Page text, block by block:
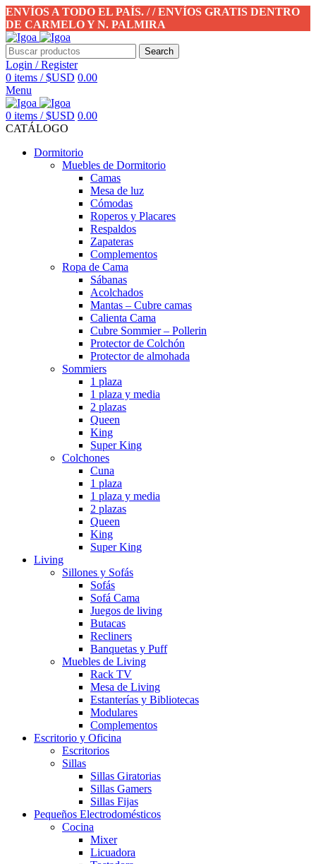
ENVÍOS A TODO EL PAÍS. / / ENVÍOS GRATIS DENTRO
DE CARMELO Y N. PALMIRA
Search
Login / Register
0 items / $USD 0.00
Menu
0 items / $USD 0.00
CATÁLOGO
Dormitorio
Muebles de Dormitorio
Camas
Mesa de luz
Cómodas
Roperos y Placares
Respaldos
Zapateras
Complementos
Ropa de Cama
Sábanas
Acolchados
Mantas – Cubre camas
Calienta Cama
Cubre Sommier – Pollerin
Protector de Colchón
Protector de almohada
Sommiers
1 plaza
1 plaza y media
2 plazas
Queen
King
Super King
Colchones
Cuna
1 plaza
1 plaza y media
2 plazas
Queen
King
Super King
Living
Sillones y Sofás
Sofás
Sofá Cama
Juegos de living
Butacas
Recliners
Banquetas y Puff
Muebles de Living
Rack TV
Mesa de Living
Estanterías y Bibliotecas
Modulares
Complementos
Escritorio y Oficina
Escritorios
Sillas
Sillas Giratorias
Sillas Gamers
Sillas Fijas
Pequeños Electrodomésticos
Cocina
Mixer
Licuadora